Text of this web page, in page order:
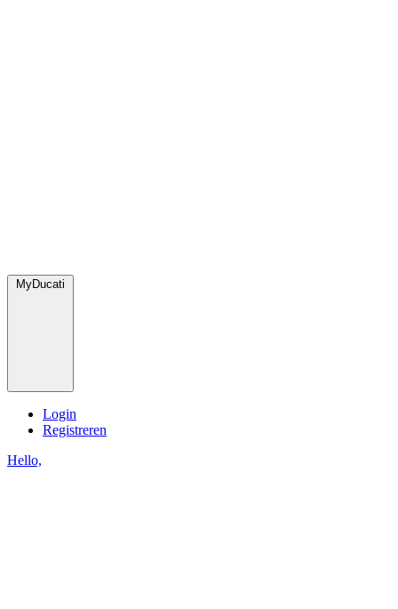
MyDucati
Login
Registreren
Hello,